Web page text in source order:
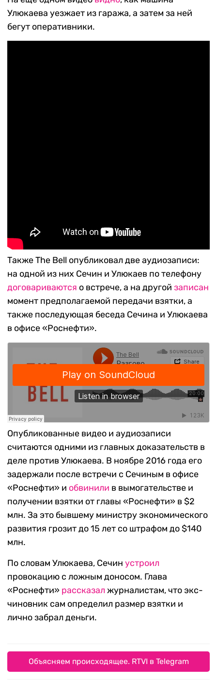
Улюкаева уезжает из гаража, а затем за ней
бегут оперативники.
Также The Bell опубликовал две аудиозаписи:
на одной из них Сечин и Улюкаев по телефону
договариваются о встрече, а на другой записан
момент предполагаемой передачи взятки, а
также последующая беседа Сечина и Улюкаева
в офисе «Роснефти».
Опубликованные видео и аудиозаписи
считаются одними из главных доказательств в
деле против Улюкаева. В ноябре 2016 года его
задержали после встречи с Сечиным в офисе
«Роснефти» и обвинили в вымогательстве и
получении взятки от главы «Роснефти» в $2
млн. За это бывшему министру экономического
развития грозит до 15 лет со штрафом до $140
млн.
По словам Улюкаева, Сечин устроил
провокацию с ложным доносом. Глава
«Роснефти» рассказал журналистам, что экс-
чиновник сам определил размер взятки и
лично забрал деньги.
Объясняем происходящее. RTVI в Telegram